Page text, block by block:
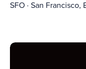
SFO · San Francisco,